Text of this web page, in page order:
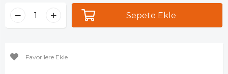
Favorilere Ekle